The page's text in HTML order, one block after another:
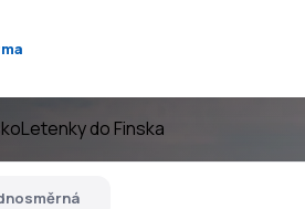
Letenky do Finska